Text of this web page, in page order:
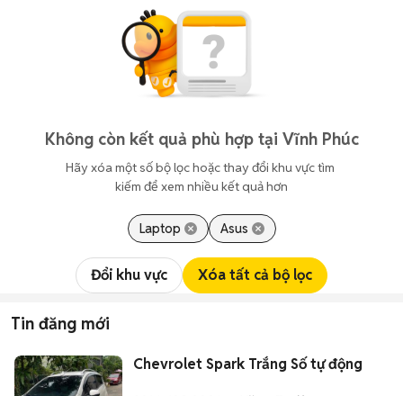
Không còn kết quả phù hợp tại Vĩnh Phúc
Hãy xóa một số bộ lọc hoặc thay đổi khu vực tìm
kiếm để xem nhiều kết quả hơn
Laptop Asus
Đổi khu vực Xóa tất cả bộ lọc
Tin đăng mới
Chevrolet Spark Trắng Số tự động